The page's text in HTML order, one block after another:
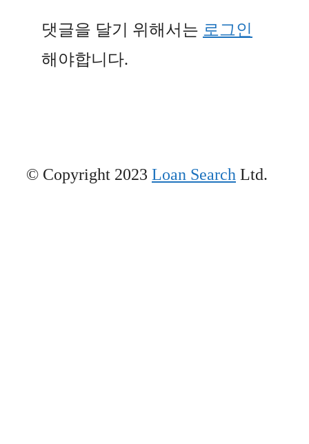
댓글을 달기 위해서는 로그인
해야합니다.
© Copyright 2023 Loan Search Ltd.